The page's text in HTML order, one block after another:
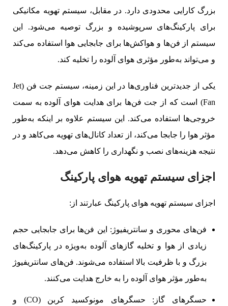
بزرگ کارایی محدودی دارد. در مقابل، سیستم تهویه مکانیکی
برای پارکینگ‌های سرپوشیده و بزرگ توصیه می‌شود. این
سیستم از فن‌ها و هواکش‌ها برای جابجایی هوا استفاده می‌کند
و می‌تواند به‌طور مؤثری هوای آلوده را تخلیه کند.
یکی از جدیدترین فناوری‌ها در این زمینه، سیستم جت فن (Jet
Fan) است که از جت فن‌ها برای هدایت هوای آلوده به سمت
خروجی‌ها استفاده می‌کند. این سیستم علاوه بر اینکه به‌طور
مؤثر هوا را جابجا می‌کند، از تعداد کانال‌های تهویه می‌کاهد و در
نتیجه هزینه‌های نصب و نگهداری را کاهش می‌دهد.
اجزای سیستم تهویه هوای پارکینگ
اجزای سیستم تهویه هوای پارکینگ عبارتند از:
فن‌های محوری و سانتریفیوژ: این فن‌ها برای جابجایی حجم
زیادی از هوا و تخلیه گازهای آلوده به‌ویژه در پارکینگ‌های
بزرگ و با ظرفیت بالا استفاده می‌شوند. فن‌های سانتریفیوژ
به‌طور مؤثر هوای آلوده را به خارج هدایت می‌کنند.
حسگرهای گاز: حسگرهای مونوکسید کربن (CO) و